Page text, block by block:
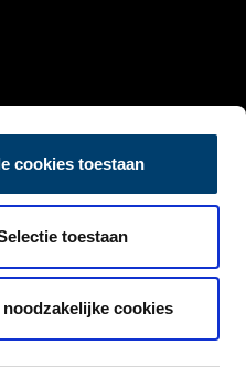
cookies toestaan
toestaan
cookies